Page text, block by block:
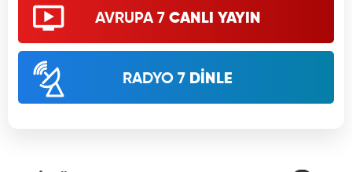
AVRUPA 7 CANLI YAYIN
RADYO 7 DİNLE